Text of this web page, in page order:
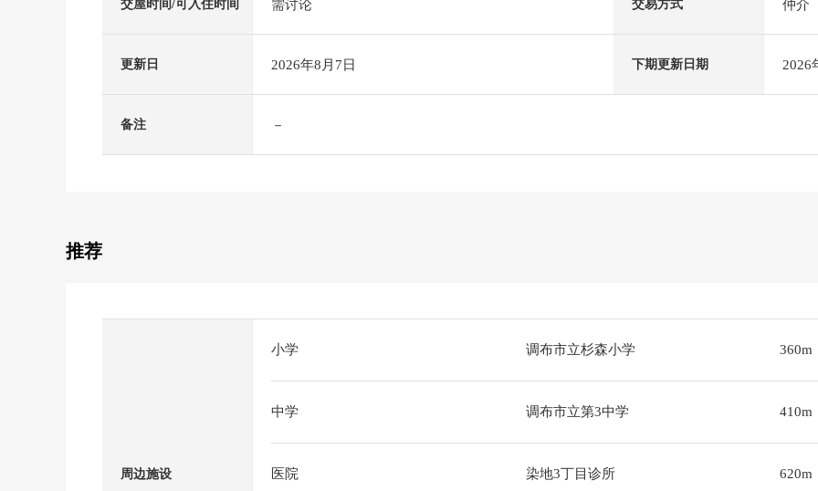
交屋时间/可入住时间 需讨论 交易方式 仲介
更新日 2026年8月7日 下期更新日期 2026
备注 －
推荐
周边施设
小学 调布市立杉森小学 360m
中学 调布市立第3中学 410m
医院 染地3丁目诊所 620m